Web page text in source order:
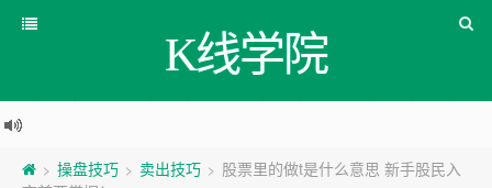
K线学院
> 操盘技巧 > 卖出技巧 > 股票里的做t是什么意思 新手股民入